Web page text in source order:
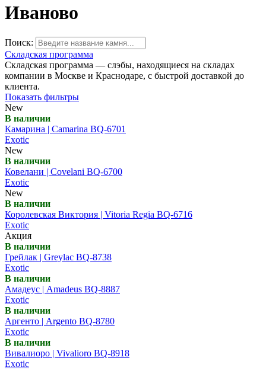
Иваново
Поиск:
Складская программа
Складская программа — слэбы, находящиеся на складах
компании в Москве и Краснодаре, с быстрой доставкой до
клиента.
Показать фильтры
New
В наличии
Камарина | Camarina BQ-6701
Exotic
New
В наличии
Ковелани | Covelani BQ-6700
Exotic
New
В наличии
Королевская Виктория | Vitoria Regia BQ-6716
Exotic
Акция
В наличии
Грейлак | Greylac BQ-8738
Exotic
В наличии
Амадеус | Amadeus BQ-8887
Exotic
В наличии
Аргенто | Argento BQ-8780
Exotic
В наличии
Вивалиоро | Vivalioro BQ-8918
Exotic